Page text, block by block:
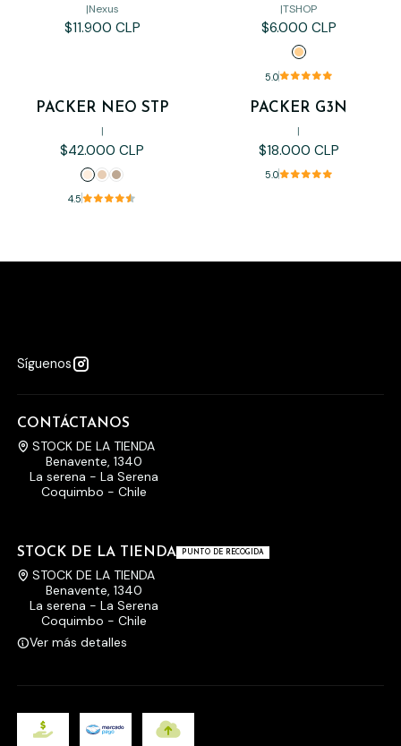
|Nexus
$11.900 CLP
|TSHOP
$6.000 CLP
5.0
PACKER NEO STP
|
$42.000 CLP
4.5
PACKER G3N
|
$18.000 CLP
5.0
Síguenos
CONTÁCTANOS
STOCK DE LA TIENDA
Benavente, 1340
La serena - La Serena
Coquimbo - Chile
STOCK DE LA TIENDA PUNTO DE RECOGIDA
STOCK DE LA TIENDA
Benavente, 1340
La serena - La Serena
Coquimbo - Chile
Ver más detalles